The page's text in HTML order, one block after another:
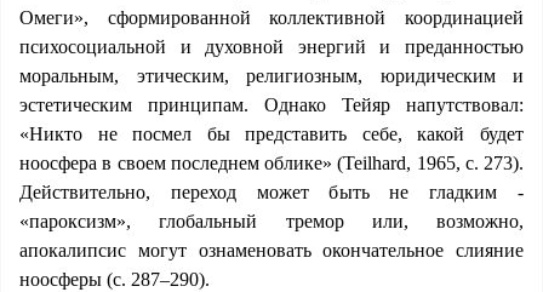
Омеги», сформированной коллективной координацией
психосоциальной и духовной энергий и преданностью
моральным, этическим, религиозным, юридическим и
эстетическим принципам. Однако Тейяр напутствовал:
«Никто не посмел бы представить себе, какой будет
ноосфера в своем последнем облике» (Teilhard, 1965, с. 273).
Действительно, переход может быть не гладким -
«пароксизм», глобальный тремор или, возможно,
апокалипсис могут ознаменовать окончательное слияние
ноосферы (с. 287–290).